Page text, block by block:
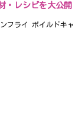
・レシピを大公開
フライ ボイルドキャ